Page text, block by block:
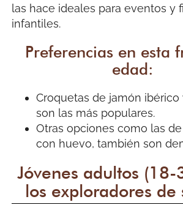
las hace ideales para eventos y
infantiles.
Preferencias en esta
edad:
Croquetas de jamón
son las más populares.
Otras opciones como las
con huevo, también son
Jóvenes adultos (18-
los exploradores de